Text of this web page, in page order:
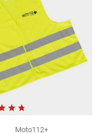
Moto112+